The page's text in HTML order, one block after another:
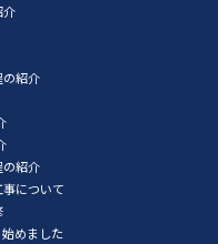
介
紹介
紹介
について
めました